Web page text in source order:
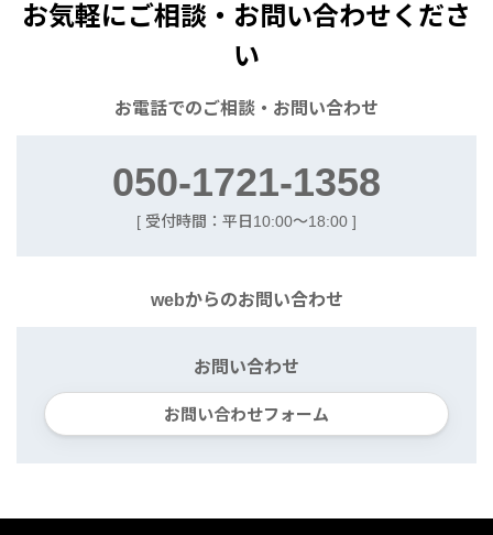
お気軽にご相談・お問い合わせくださ
い
お電話でのご相談・お問い合わせ
050-1721-1358
[ 受付時間：平日10:00〜18:00 ]
webからのお問い合わせ
お問い合わせ
お問い合わせフォーム